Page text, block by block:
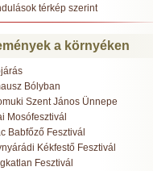
térkép szerint
a környéken
Bólyban
Szent János Ünnepe
Mosófesztivál
Babfőző Fesztivál
Kékfestő Fesztivál
Fesztivál